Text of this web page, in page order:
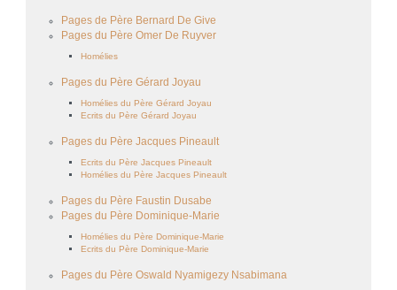
Pages de Père Bernard De Give
Pages du Père Omer De Ruyver
Homélies
Pages du Père Gérard Joyau
Homélies du Père Gérard Joyau
Ecrits du Père Gérard Joyau
Pages du Père Jacques Pineault
Ecrits du Père Jacques Pineault
Homélies du Père Jacques Pineault
Pages du Père Faustin Dusabe
Pages du Père Dominique-Marie
Homélies du Père Dominique-Marie
Ecrits du Père Dominique-Marie
Pages du Père Oswald Nyamigezy Nsabimana